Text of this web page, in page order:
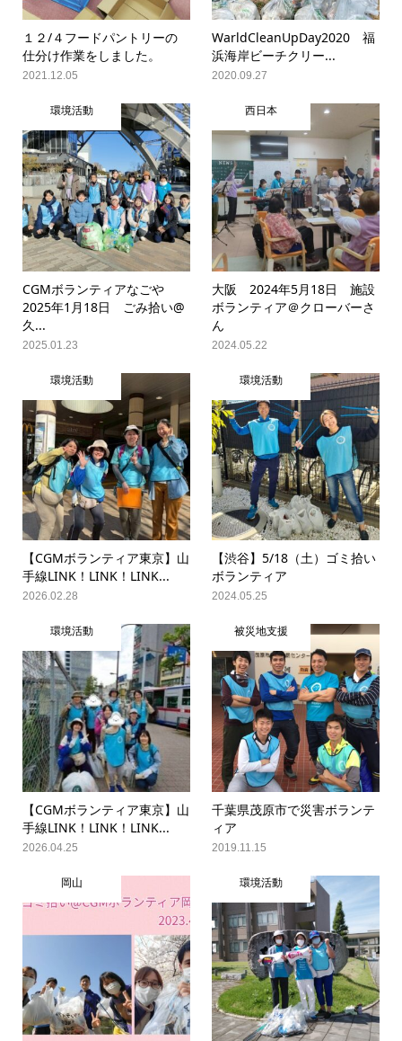
１２/４フードパントリーの
仕分け作業をしました。
2021.12.05
WarldCleanUpDay2020 福
浜海岸ビーチクリー...
2020.09.27
環境活動
CGMボランティアなごや
2025年1月18日 ごみ拾い@
久...
2025.01.23
西日本
大阪 2024年5月18日 施設
ボランティア＠クローバーさ
ん
2024.05.22
環境活動
【CGMボランティア東京】山
手線LINK！LINK！LINK...
2026.02.28
環境活動
【渋谷】5/18（土）ゴミ拾い
ボランティア
2024.05.25
環境活動
【CGMボランティア東京】山
手線LINK！LINK！LINK...
2026.04.25
被災地支援
千葉県茂原市で災害ボランテ
ィア
2019.11.15
岡山 環境活動